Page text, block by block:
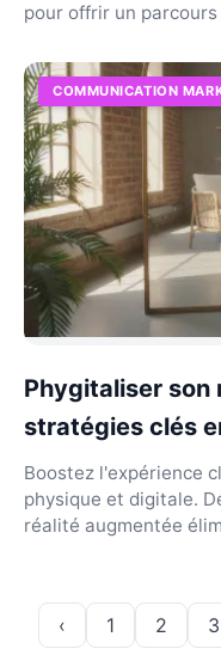
pour offrir un
COMMUNICATION
Phygitaliser son
stratégies clés
Boostez l'expérience
physique et digitale.
réalité augmentée
‹ 1 2 3